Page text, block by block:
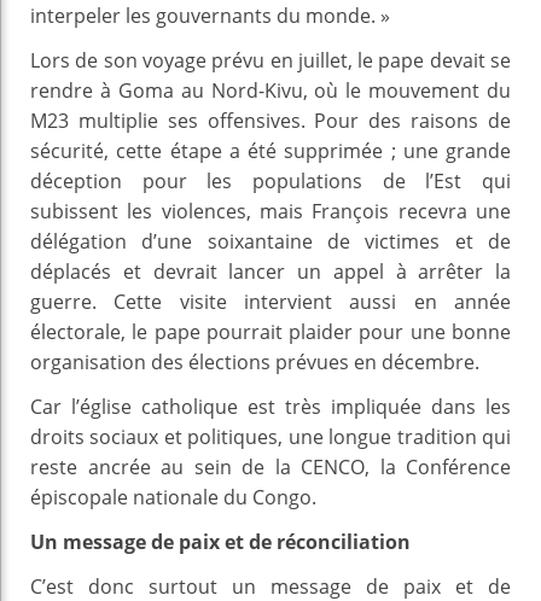
interpeler les gouvernants du monde. »
Lors de son voyage prévu en juillet, le pape devait se
rendre à Goma au Nord-Kivu, où le mouvement du
M23 multiplie ses offensives. Pour des raisons de
sécurité, cette étape a été supprimée ; une grande
déception pour les populations de l’Est qui
subissent les violences, mais François recevra une
délégation d’une soixantaine de victimes et de
déplacés et devrait lancer un appel à arrêter la
guerre. Cette visite intervient aussi en année
électorale, le pape pourrait plaider pour une bonne
organisation des élections prévues en décembre.
Car l’église catholique est très impliquée dans les
droits sociaux et politiques, une longue tradition qui
reste ancrée au sein de la CENCO, la Conférence
épiscopale nationale du Congo.
Un message de paix et de réconciliation
C’est donc surtout un message de paix et de